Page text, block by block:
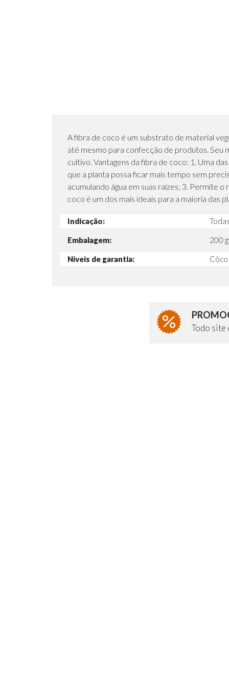
A fibra de coco é um substrato de material
até mesmo para confecção de produtos. Seu
cultivo. Vantagens da fibra de coco: 1. Uma
que a planta possa ficar mais tempo sem
acumulando água em suas raízes; 3. Permite
coco é um dos mais ideais para a maioria das
Indicação:
Embalagem: 200 g
Níveis de garantia: Côco
Todo site